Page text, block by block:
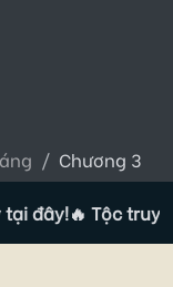
Chương 3
đây!🔥 Tộc truyện